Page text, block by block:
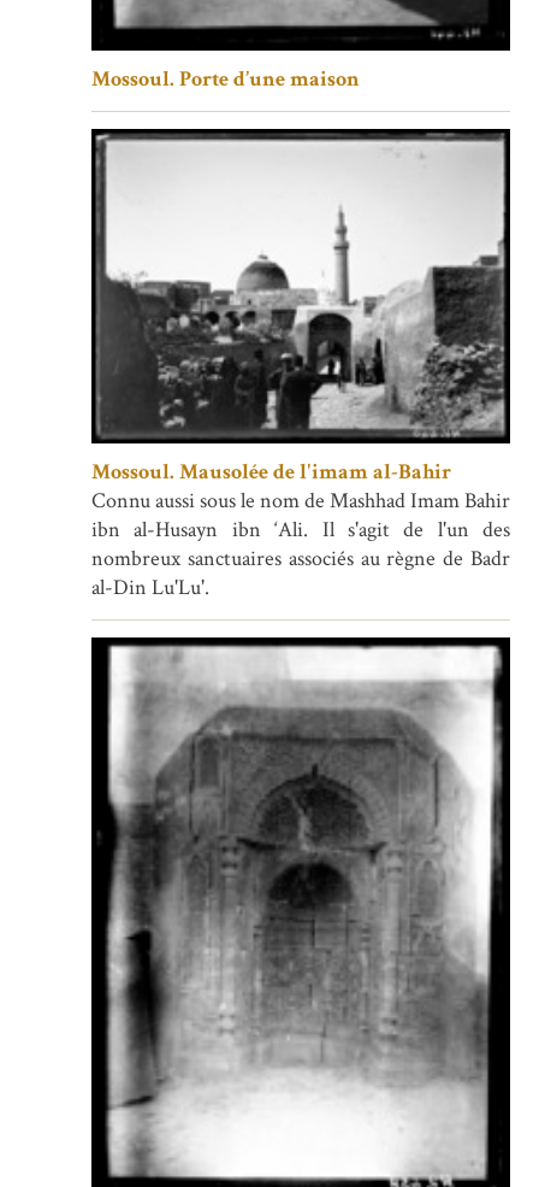
Mossoul. Porte d’une maison
Mossoul. Mausolée de l'imam al-Bahir
Connu aussi sous le nom de Mashhad Imam Bahir
ibn al-Husayn ibn ‘Ali. Il s'agit de l'un des
nombreux sanctuaires associés au règne de Badr
al-Din Lu'Lu'.